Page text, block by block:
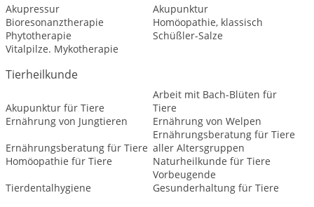
Akupressur
Akupunktur
Bioresonanztherapie
Homöopathie, klassisch
Phytotherapie
Schüßler-Salze
Vitalpilze. Mykotherapie
Tierheilkunde
Akupunktur für Tiere
Arbeit mit Bach-Blüten für
Tiere
Ernährung von Jungtieren
Ernährung von Welpen
Ernährungsberatung für Tiere
Ernährungsberatung für Tiere
aller Altersgruppen
Homöopathie für Tiere
Naturheilkunde für Tiere
Tierdentalhygiene
Vorbeugende
Gesunderhaltung für Tiere